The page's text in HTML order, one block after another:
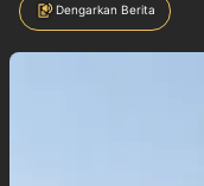
Dengarkan Berita